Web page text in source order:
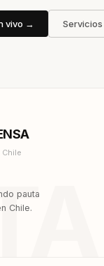
vivo → Servicios
Chile
pauta
Chile.